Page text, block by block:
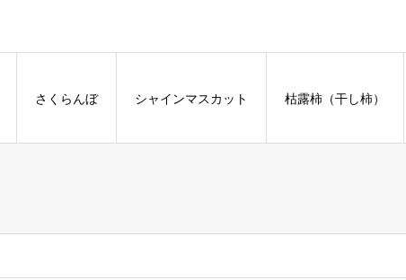
さくらんぼ シャインマスカット 枯露柿（干し柿）